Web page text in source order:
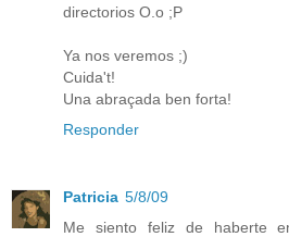
directorios O.o ;P
Ya nos veremos ;)
Cuida't!
Una abraçada ben forta!
Responder
Patricia 5/8/09
Me siento feliz de haberte